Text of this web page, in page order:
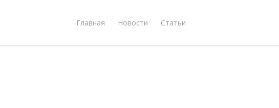
Главная Новости Статьи